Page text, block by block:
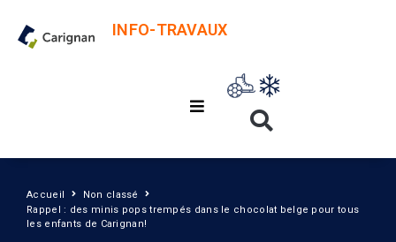
INFO-TRAVAUX
Accueil
Non classé
Rappel : des minis pops trempés dans le chocolat belge pour tous
les enfants de Carignan!